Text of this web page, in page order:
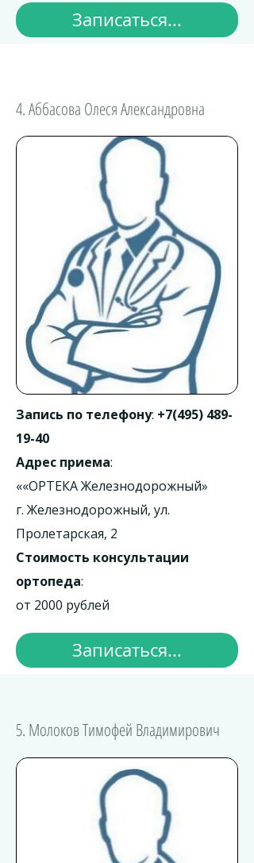
Записаться...
4. Аббасова Олеся Александровна
Запись по телефону: +7(495) 489-
19-40
Адрес приема:
««ОРТЕКА Железнодорожный»
г. Железнодорожный, ул.
Пролетарская, 2
Стоимость консультации
ортопеда:
от 2000 рублей
Записаться...
5. Молоков Тимофей Владимирович